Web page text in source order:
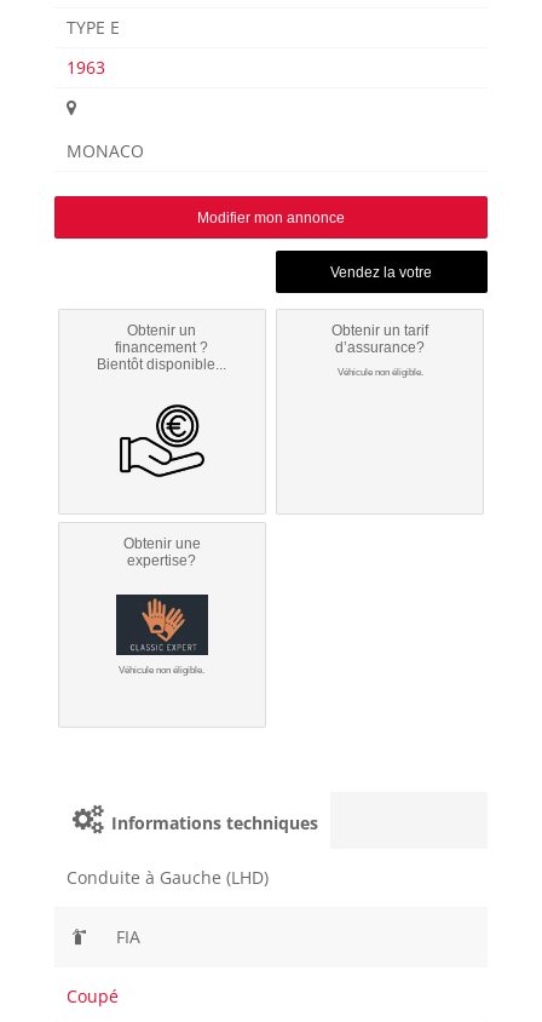
TYPE E
1963
MONACO
Modifier mon annonce
Obtenir un
financement ?
Bientôt disponible...
Obtenir un tarif
d’assurance?
Véhicule non éligible.
Obtenir une
expertise?
Véhicule non éligible.
Informations techniques
Conduite à Gauche (LHD)
FIA
Coupé